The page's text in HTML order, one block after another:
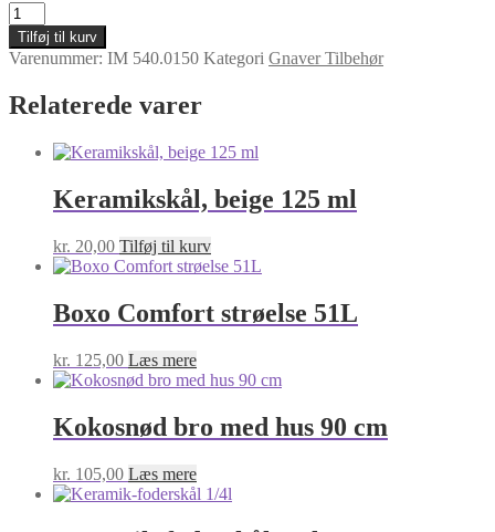
VAND
FLASKE
CLASSIC
150ML
antal
Tilføj til kurv
Varenummer: IM 540.0150 Kategori Gnaver Tilbehør
Relaterede varer
Keramikskål, beige 125 ml
kr. 20,00 Tilføj til kurv
Boxo Comfort strøelse 51L
kr. 125,00 Læs mere
Kokosnød bro med hus 90 cm
kr. 105,00 Læs mere